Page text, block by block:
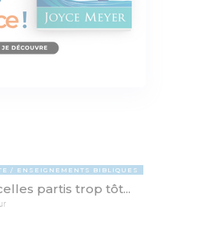
ENSEIGNEMENTS BIBLIQUES
partis trop tôt...